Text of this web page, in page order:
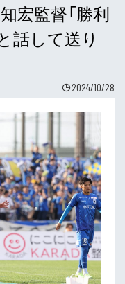
宏監督「勝利
話して送り
2024/10/28